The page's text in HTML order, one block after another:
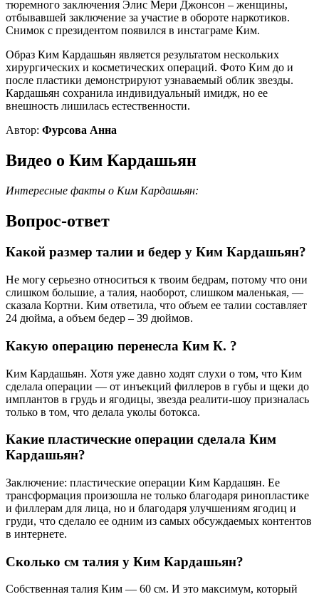
тюремного заключения Элис Мери Джонсон – женщины,
отбывавшей заключение за участие в обороте наркотиков.
Снимок с президентом появился в инстаграме Ким.
Образ Ким Кардашьян является результатом нескольких
хирургических и косметических операций. Фото Ким до и
после пластики демонстрируют узнаваемый облик звезды.
Кардашьян сохранила индивидуальный имидж, но ее
внешность лишилась естественности.
Автор: Фурсова Анна
Видео о Ким Кардашьян
Интересные факты о Ким Кардашьян:
Вопрос-ответ
Какой размер талии и бедер у Ким Кардашьян?
Не могу серьезно относиться к твоим бедрам, потому что они
слишком большие, а талия, наоборот, слишком маленькая, —
сказала Кортни. Ким ответила, что объем ее талии составляет
24 дюйма, а объем бедер – 39 дюймов.
Какую операцию перенесла Ким К. ?
Ким Кардашьян. Хотя уже давно ходят слухи о том, что Ким
сделала операции — от инъекций филлеров в губы и щеки до
имплантов в грудь и ягодицы, звезда реалити-шоу призналась
только в том, что делала уколы ботокса.
Какие пластические операции сделала Ким
Кардашьян?
Заключение: пластические операции Ким Кардашян. Ее
трансформация произошла не только благодаря ринопластике
и филлерам для лица, но и благодаря улучшениям ягодиц и
груди, что сделало ее одним из самых обсуждаемых контентов
в интернете.
Сколько см талия у Ким Кардашьян?
Собственная талия Ким — 60 см. И это максимум, который